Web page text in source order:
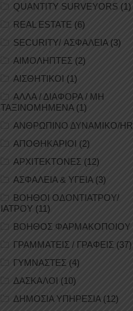
QUANTITY SURVEYORS (1)
REAL ESTATE (6)
SECURITY/ ΑΣΦΑΛΕΙΑ(3)
ΑΙΜΟΛΗΠΤΕΣ (2)
ΑΙΣΘΗΤΙΚΟΙ (1)
ΑΛΛΑ / ΔΙΑΦΟΡΑ / ΜΗ
ΤΑΞΙΝΟΜΗΜΕΝΑ(1)
ΑΝΘΡΩΠΙΝΟ ΔΥΝΑΜΙΚΟ/HR
ΑΠΟΘΗΚΑΡΙΟΙ (2)
ΑΡΧΙΤΕΚΤΟΝΕΣ (12)
ΑΣΦΑΛΕΙΑ & ΥΓΕΙΑ (3)
ΒΟΗΘΟΙ ΟΔΟΝΤΙΑΤΡΟΥ/
ΙΑΤΡΟΥ(11)
ΒΟΗΘΟΣ ΦΑΡΜΑΚΟΠΟΙΟΥ
ΓΡΑΜΜΑΤΕΙΣ / ΓΡΑΦΕΙΣ (37)
ΓΥΜΝΑΣΤΕΣ (4)
ΔΑΣΚΑΛΟΙ (10)
ΔΗΜΟΣΙΑ ΥΠΗΡΕΣΙΑ (12)